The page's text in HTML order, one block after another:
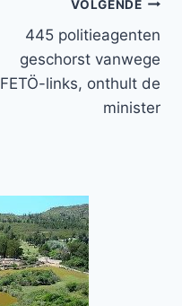
VOLGENDE
445 politieagenten
geschorst vanwege
FETÖ-links, onthult de
minister